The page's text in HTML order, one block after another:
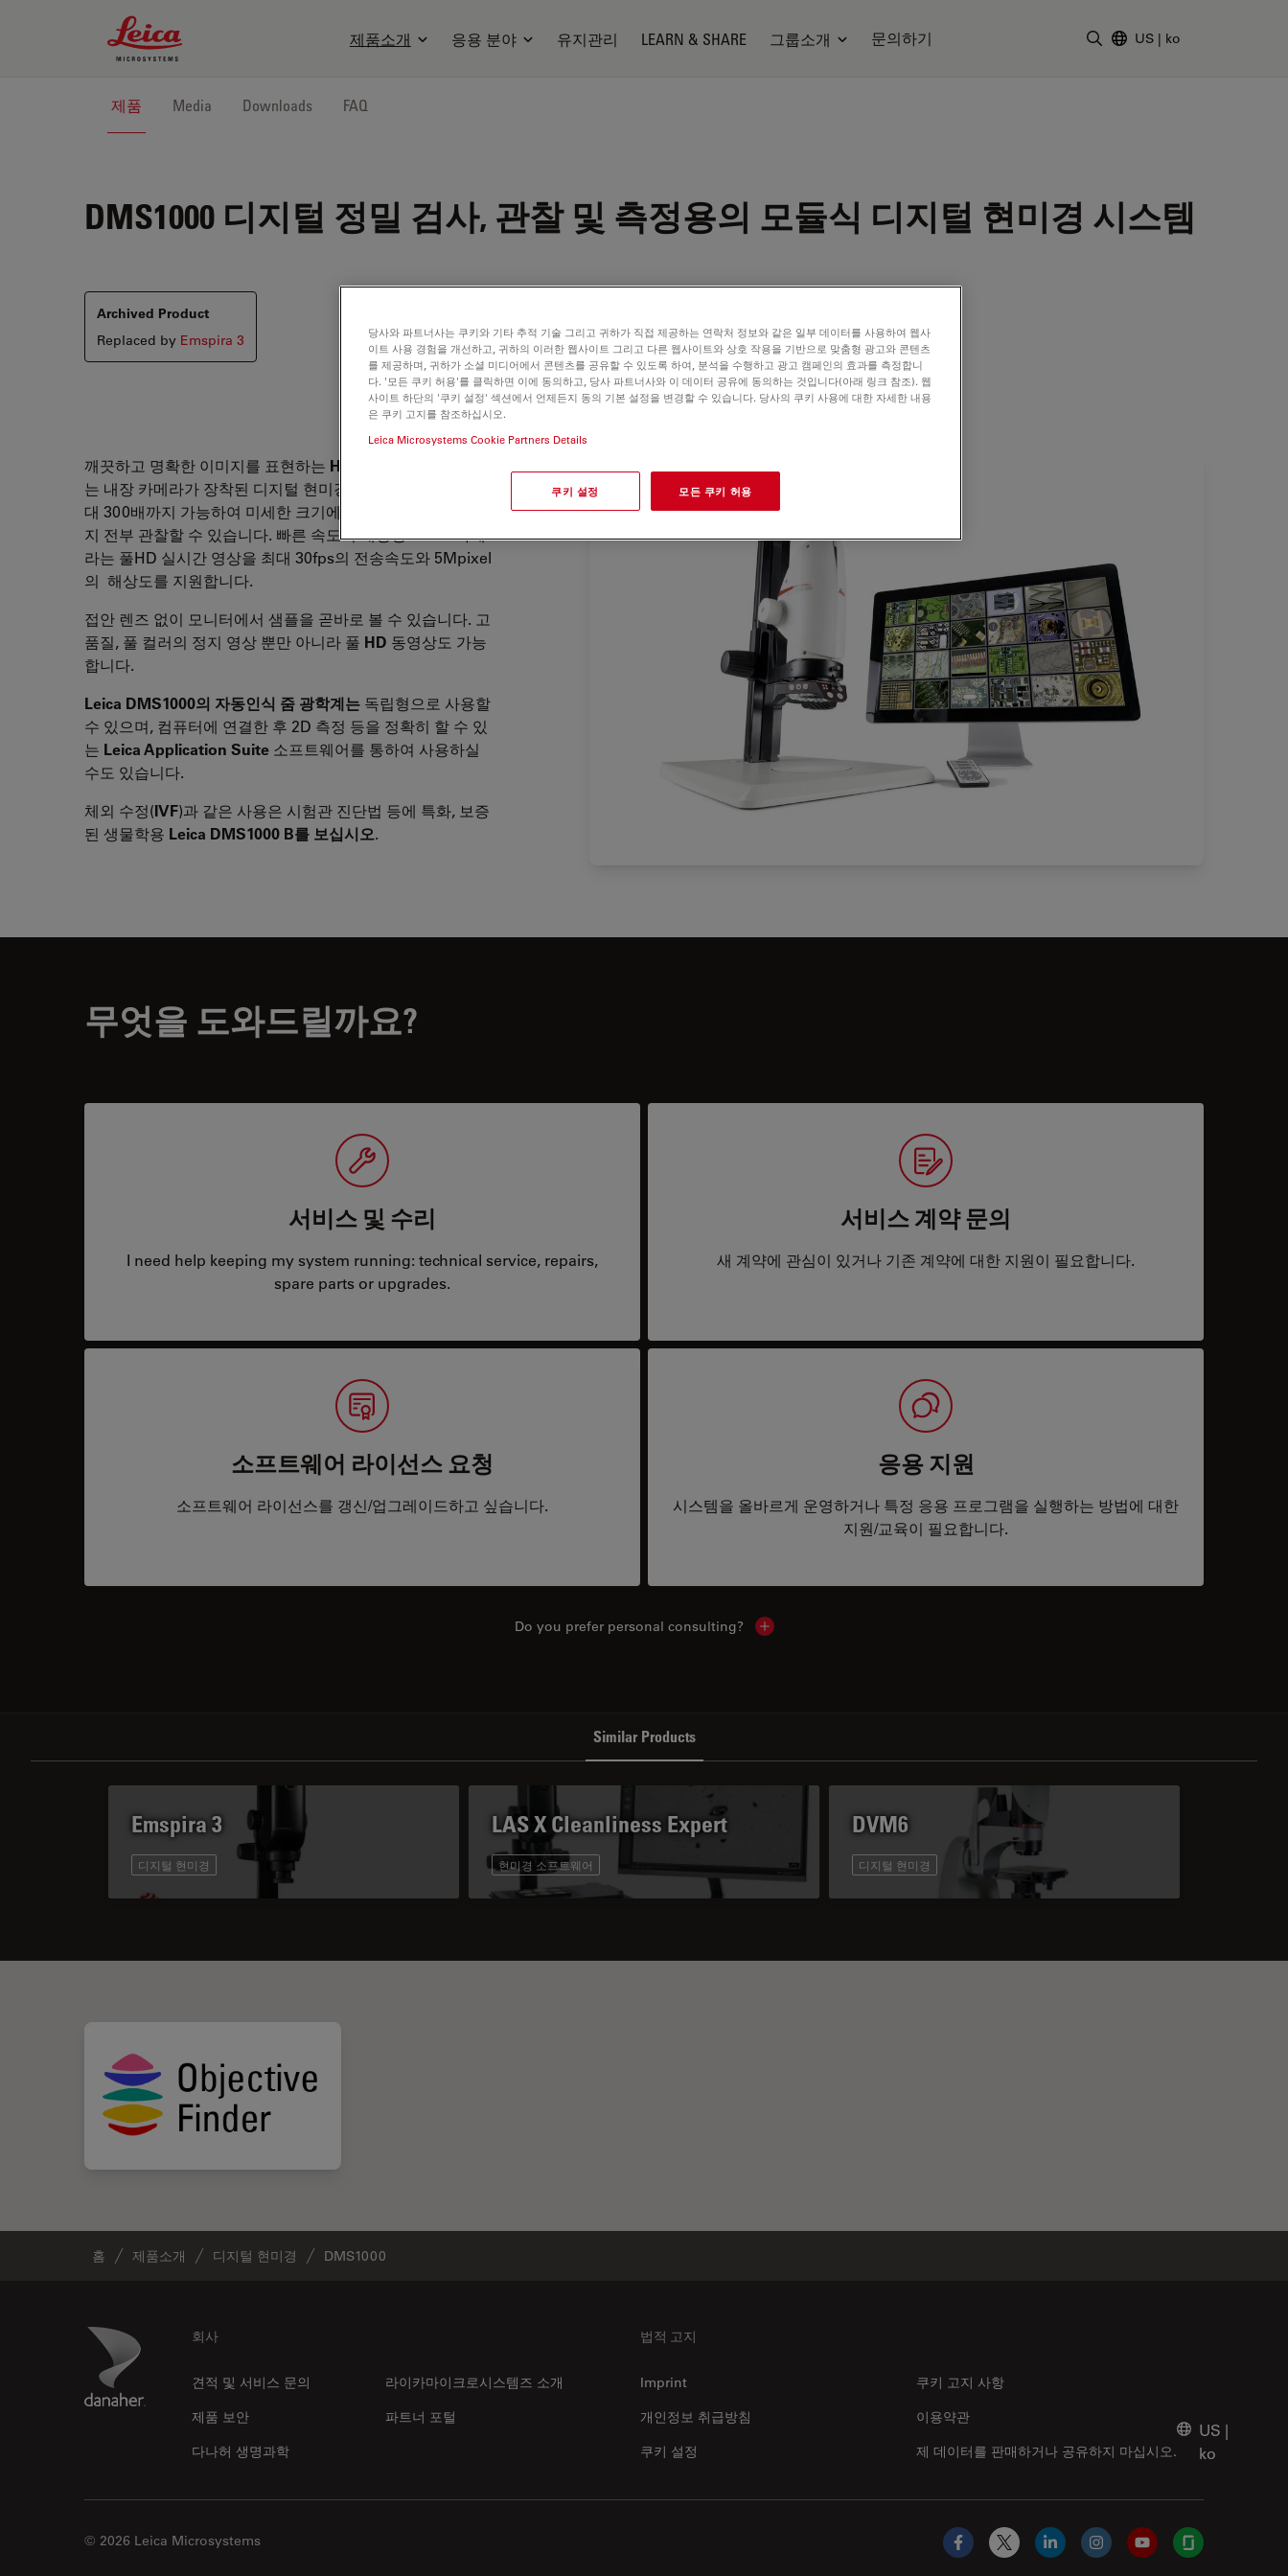
Leica Microsystems Logo
제품소개 응용 분야 유지관리 LEARN & SHARE 그룹소개 문의하기 US | ko
제품 Media Downloads FAQ
DMS1000 디지털 정밀 검사, 관찰 및 측정용의 모듈식 디지털 현미경 시스템
Archived Product
Replaced by Emspira 3
깨끗하고 명확한 이미지를 표현하는 HDMI
는 내장 카메라가 장착된 디지털 현미경 시스템. 광학계는 최
대 300배까지 가능하여 미세한 크기에서부터 전체 이미지까
지 전부 관찰할 수 있습니다. 빠른 속도의 내장형HDMI카메
라는 풀HD 실시간 영상을 최대 30fps의 전송속도와 5Mpixel
의 해상도를 지원합니다.
접안 렌즈 없이 모니터에서 샘플을 곧바로 볼 수 있습니다. 고
품질, 풀 컬러의 정지 영상 뿐만 아니라 풀 HD 동영상도 가능
합니다.
Leica DMS1000의 자동인식 줌 광학계는 독립형으로 사용할
수 있으며, 컴퓨터에 연결한 후 2D 측정 등을 정확히 할 수 있
는 Leica Application Suite 소프트웨어를 통하여 사용하실
수도 있습니다.
체외 수정(IVF)과 같은 사용은 시험관 진단법 등에 특화, 보증
된 생물학용 Leica DMS1000 B를 보십시오.
무엇을 도와드릴까요?
서비스 및 수리
I need help keeping my system running: technical service, repairs,
spare parts or upgrades.
서비스 계약 문의
새 계약에 관심이 있거나 기존 계약에 대한 지원이 필요합니다.
소프트웨어 라이선스 요청
소프트웨어 라이선스를 갱신/업그레이드하고 싶습니다.
응용 지원
시스템을 올바르게 운영하거나 특정 응용 프로그램을 실행하는 방법에 대한
지원/교육이 필요합니다.
Do you prefer personal consulting? Show local contacts
Similar Products
Emspira 3
디지털 현미경
LAS X Cleanliness Expert
현미경 소프트웨어
DVM6
디지털 현미경
홈 제품소개 디지털 현미경 DMS1000
Danaher Logo 회사
견적 및 서비스 문의
라이카마이크로시스템즈 소개
제품 보안
파트너 포털
다나허 생명과학
법적 고지
Imprint
쿠키 고지 사항
개인정보 취급방침
제 데이터를 판매하거나 공유하지 마십시오.
이용약관
쿠키 설정
US |
ko
© 2026 Leica Microsystems
Facebook
X LinkedInInstagramYouTubeGlassdoor
당사와 파트너사는 쿠키와 기타 추적 기술 그리고 귀하가 직접 제공하는 연락처 정보와 같은 일부 데이터를 사용하여 웹사
이트 사용 경험을 개선하고, 귀하의 이러한 웹사이트 그리고 다른 웹사이트와 상호 작용을 기반으로 맞춤형 광고와 콘텐츠
를 제공하며, 귀하가 소셜 미디어에서 콘텐츠를 공유할 수 있도록 하여, 분석을 수행하고 광고 캠페인의 효과를 측정합니
다. '모든 쿠키 허용'를 클릭하면 이에 동의하고, 당사 파트너사와 이 데이터 공유에 동의하는 것입니다(아래 링크 참조). 웹
사이트 하단의 '쿠키 설정' 섹션에서 언제든지 동의 기본 설정을 변경할 수 있습니다. 당사의 쿠키 사용에 대한 자세한 내용
은 쿠키 고지를 참조하십시오.
Leica Microsystems Cookie Partners Details
쿠키 설정 모든 쿠키 허용